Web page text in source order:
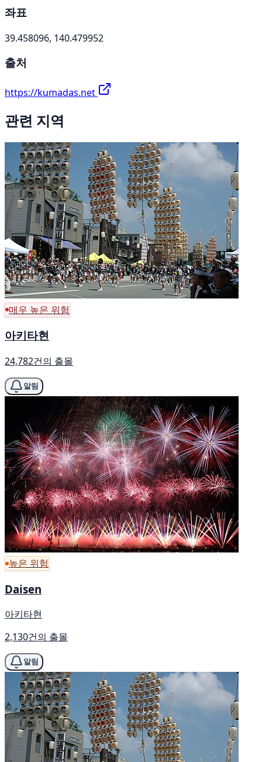
좌표
39.458096, 140.479952
출처
https://kumadas.net
관련 지역
매우 높은 위험
아키타현
24,782건의 출몰
알림
높은 위험
Daisen
아키타현
2,130건의 출몰
알림